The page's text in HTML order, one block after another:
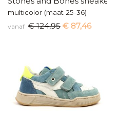
multicolor (maat 25-36)
vanaf € 124,95 € 87,46